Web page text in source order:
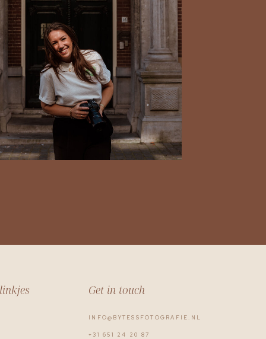
+31 651 24 20 87
INFO@BYTESSFOTOGRAFIE.NL
Get in touch